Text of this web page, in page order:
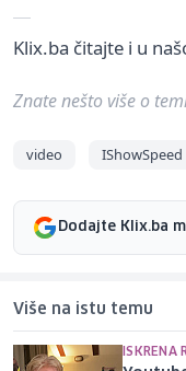
Klix.ba čitajte i u
Znate nešto više o
video IShowSpeed
Dodajte Klix.ba
Više na istu temu
ISKRENA